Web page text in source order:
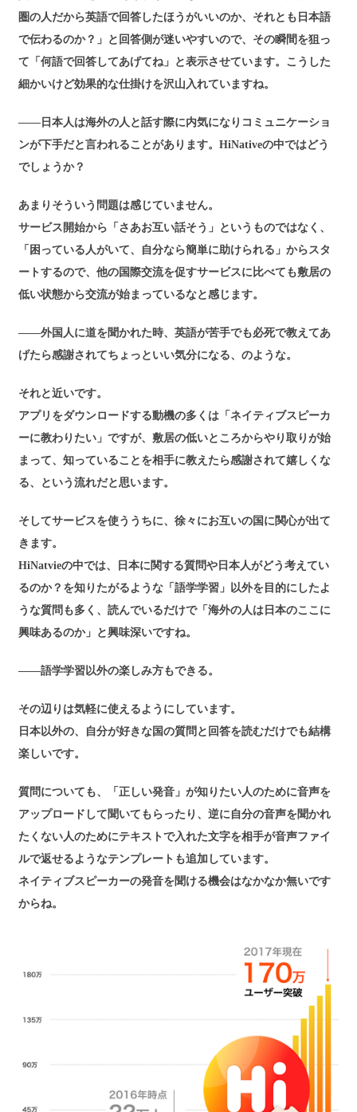
圏の人だから英語で回答したほうがいいのか、それとも日本語
で伝わるのか？」と回答側が迷いやすいので、その瞬間を狙っ
て「何語で回答してあげてね」と表示させています。こうした
細かいけど効果的な仕掛けを沢山入れていますね。
――日本人は海外の人と話す際に内気になりコミュニケーショ
ンが下手だと言われることがあります。HiNativeの中ではどう
でしょうか？
あまりそういう問題は感じていません。
サービス開始から「さあお互い話そう」というものではなく、
「困っている人がいて、自分なら簡単に助けられる」からスタ
ートするので、他の国際交流を促すサービスに比べても敷居の
低い状態から交流が始まっているなと感じます。
――外国人に道を聞かれた時、英語が苦手でも必死で教えてあ
げたら感謝されてちょっといい気分になる、のような。
それと近いです。
アプリをダウンロードする動機の多くは「ネイティブスピーカ
ーに教わりたい」ですが、敷居の低いところからやり取りが始
まって、知っていることを相手に教えたら感謝されて嬉しくな
る、という流れだと思います。
そしてサービスを使ううちに、徐々にお互いの国に関心が出て
きます。
HiNatvieの中では、日本に関する質問や日本人がどう考えてい
るのか？を知りたがるような「語学学習」以外を目的にしたよ
うな質問も多く、読んでいるだけで「海外の人は日本のここに
興味あるのか」と興味深いですね。
――語学学習以外の楽しみ方もできる。
その辺りは気軽に使えるようにしています。
日本以外の、自分が好きな国の質問と回答を読むだけでも結構
楽しいです。
質問についても、「正しい発音」が知りたい人のために音声を
アップロードして聞いてもらったり、逆に自分の音声を聞かれ
たくない人のためにテキストで入れた文字を相手が音声ファイ
ルで返せるようなテンプレートも追加しています。
ネイティブスピーカーの発音を聞ける機会はなかなか無いです
からね。